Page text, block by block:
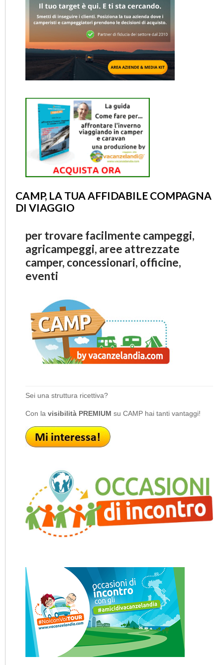
CAMP, LA TUA AFFIDABILE COMPAGNA
DI VIAGGIO
per trovare facilmente campeggi,
agricampeggi, aree attrezzate
camper, concessionari, officine,
eventi
Sei una struttura ricettiva?
Con la visibilità PREMIUM su CAMP hai tanti vantaggi!